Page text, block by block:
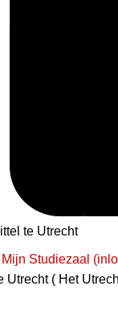
te Utrecht
Mijn Studiezaal
Utrecht ( Het